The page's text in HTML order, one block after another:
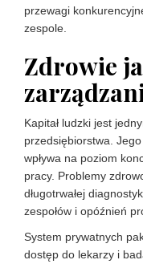
przewagi
zespole.
Zdrowie
Kapitał ludzki jest
przedsiębiorstwa.
wpływa na poziom
pracy. Problemy
długotrwałej
zespołów i opóźnień
System prywatnych
dostęp do lekarzy i